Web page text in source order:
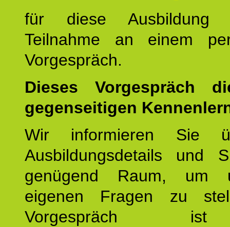
für diese
Teilnahme an einem
Vorgespräch.
Dieses Vorgespräch
gegenseitigen
Wir informieren Sie
Ausbildungsdetails und
genügend Raum, um
eigenen Fragen zu